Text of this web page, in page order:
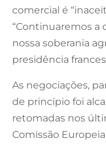
comercial é
“Continuaremos
nossa soberania
presidência
As negociações,
de princípio foi
retomadas nos
Comissão